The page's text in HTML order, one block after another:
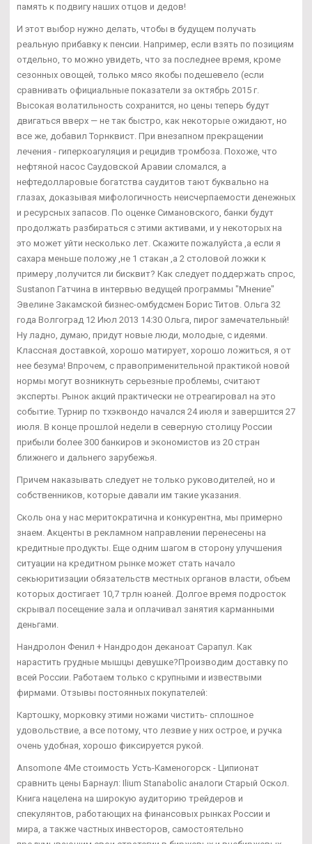
память к подвигу наших отцов и дедов!
И этот выбор нужно делать, чтобы в будущем получать
реальную прибавку к пенсии. Например, если взять по позициям
отдельно, то можно увидеть, что за последнее время, кроме
сезонных овощей, только мясо якобы подешевело (если
сравнивать официальные показатели за октябрь 2015 г.
Высокая волатильность сохранится, но цены теперь будут
двигаться вверх — не так быстро, как некоторые ожидают, но
все же, добавил Торнквист. При внезапном прекращении
лечения - гиперкоагуляция и рецидив тромбоза. Похоже, что
нефтяной насос Саудовской Аравии сломался, а
нефтедолларовые богатства саудитов тают буквально на
глазах, доказывая мифологичность неисчерпаемости денежных
и ресурсных запасов. По оценке Симановского, банки будут
продолжать разбираться с этими активами, и у некоторых на
это может уйти несколько лет. Скажите пожалуйста ,а если я
сахара меньше положу ,не 1 стакан ,а 2 столовой ложки к
примеру ,получится ли бисквит? Как следует поддержать спрос,
Sustanon Гатчина в интервью ведущей программы "Мнение"
Эвелине Закамской бизнес-омбудсмен Борис Титов. Ольга 32
года Волгоград 12 Июл 2013 14:30 Ольга, пирог замечательный!
Ну ладно, думаю, придут новые люди, молодые, с идеями.
Классная доставкой, хорошо матирует, хорошо ложиться, я от
нее безума! Впрочем, с правоприменительной практикой новой
нормы могут возникнуть серьезные проблемы, считают
эксперты. Рынок акций практически не отреагировал на это
событие. Турнир по тхэквондо начался 24 июля и завершится 27
июля. В конце прошлой недели в северную столицу России
прибыли более 300 банкиров и экономистов из 20 стран
ближнего и дальнего зарубежья.
Причем наказывать следует не только руководителей, но и
собственников, которые давали им такие указания.
Сколь она у нас меритократична и конкурентна, мы примерно
знаем. Акценты в рекламном направлении перенесены на
кредитные продукты. Еще одним шагом в сторону улучшения
ситуации на кредитном рынке может стать начало
секьюритизации обязательств местных органов власти, объем
которых достигает 10,7 трлн юаней. Долгое время подросток
скрывал посещение зала и оплачивал занятия карманными
деньгами.
Нандролон Фенил + Нандродон деканоат Сарапул. Как
нарастить грудные мышцы девушке?Производим доставку по
всей России. Работаем только с крупными и извествыми
фирмами. Отзывы постоянных покупателей:
Картошку, морковку этими ножами чистить- сплошное
удовольствие, а все потому, что лезвие у них острое, и ручка
очень удобная, хорошо фиксируется рукой.
Ansomone 4Me стоимость Усть-Каменогорск - Ципионат
сравнить цены Барнаул: Ilium Stanabolic аналоги Старый Оскол.
Книга нацелена на широкую аудиторию трейдеров и
спекулянтов, работающих на финансовых рынках России и
мира, а также частных инвесторов, самостоятельно